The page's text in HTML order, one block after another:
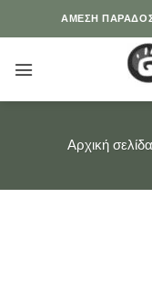
ΆΜΕΣΗ
Αρχική σελίδα